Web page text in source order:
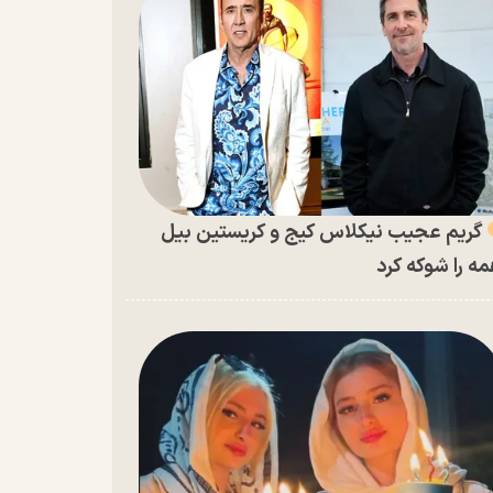
گریم عجیب نیکلاس کیج و کریستین بیل
را شوکه کرد